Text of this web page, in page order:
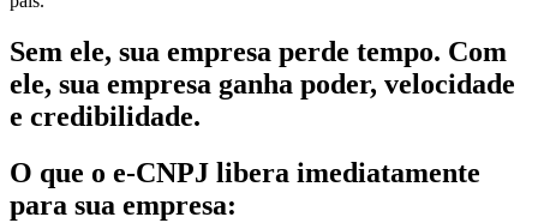
Sem ele, sua empresa perde tempo. Com
ele, sua empresa ganha poder, velocidade
e credibilidade.
O que o e-CNPJ libera imediatamente
para sua empresa: